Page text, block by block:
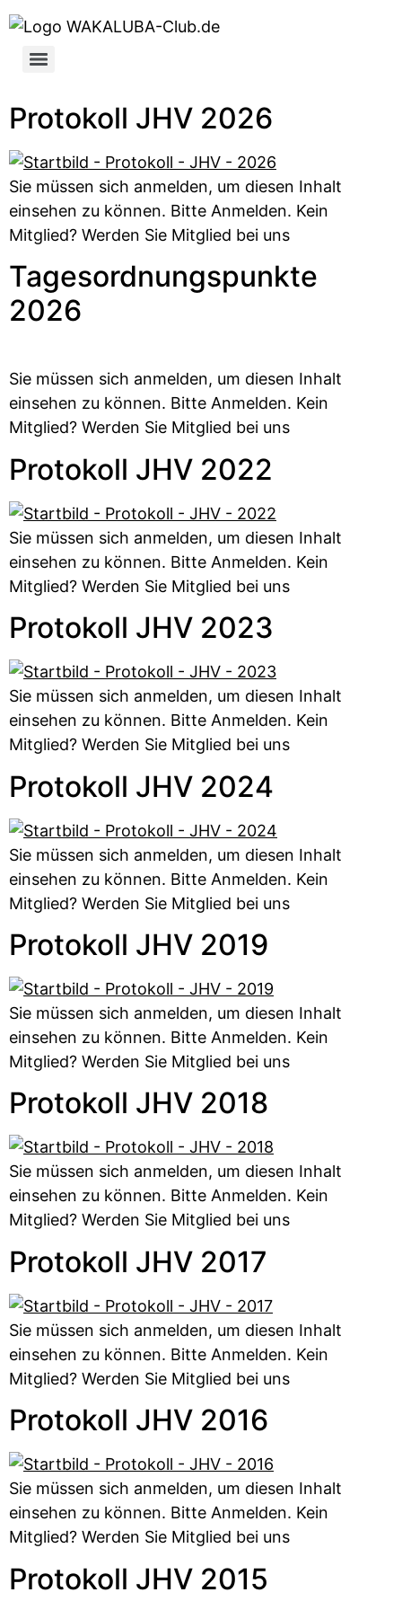
Protokoll JHV 2026
Sie müssen sich anmelden, um diesen Inhalt
einsehen zu können. Bitte Anmelden. Kein
Mitglied? Werden Sie Mitglied bei uns
Tagesordnungspunkte
2026
Sie müssen sich anmelden, um diesen Inhalt
einsehen zu können. Bitte Anmelden. Kein
Mitglied? Werden Sie Mitglied bei uns
Protokoll JHV 2022
Sie müssen sich anmelden, um diesen Inhalt
einsehen zu können. Bitte Anmelden. Kein
Mitglied? Werden Sie Mitglied bei uns
Protokoll JHV 2023
Sie müssen sich anmelden, um diesen Inhalt
einsehen zu können. Bitte Anmelden. Kein
Mitglied? Werden Sie Mitglied bei uns
Protokoll JHV 2024
Sie müssen sich anmelden, um diesen Inhalt
einsehen zu können. Bitte Anmelden. Kein
Mitglied? Werden Sie Mitglied bei uns
Protokoll JHV 2019
Sie müssen sich anmelden, um diesen Inhalt
einsehen zu können. Bitte Anmelden. Kein
Mitglied? Werden Sie Mitglied bei uns
Protokoll JHV 2018
Sie müssen sich anmelden, um diesen Inhalt
einsehen zu können. Bitte Anmelden. Kein
Mitglied? Werden Sie Mitglied bei uns
Protokoll JHV 2017
Sie müssen sich anmelden, um diesen Inhalt
einsehen zu können. Bitte Anmelden. Kein
Mitglied? Werden Sie Mitglied bei uns
Protokoll JHV 2016
Sie müssen sich anmelden, um diesen Inhalt
einsehen zu können. Bitte Anmelden. Kein
Mitglied? Werden Sie Mitglied bei uns
Protokoll JHV 2015